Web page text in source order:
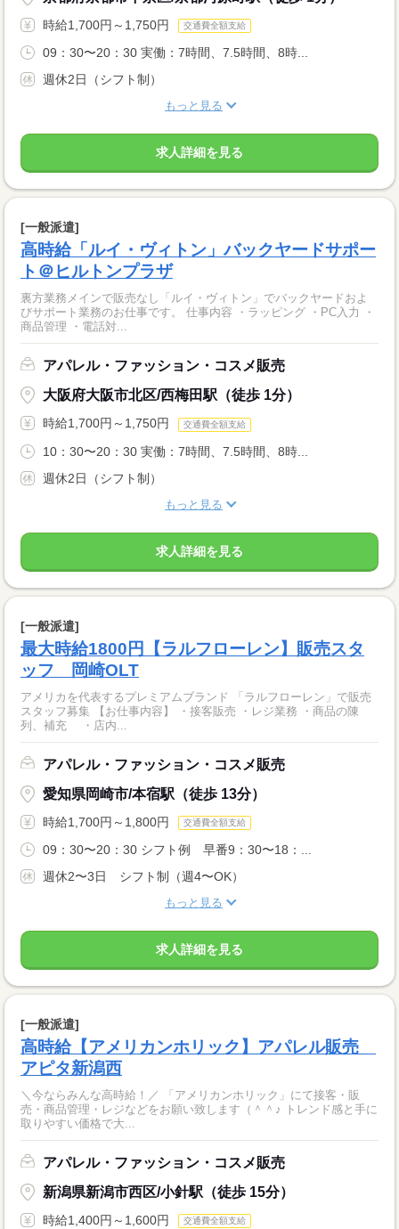
時給1,700円～1,750円 交通費全額支給
09：30〜20：30 実働：7時間、7.5時間、8時...
週休2日（シフト制）
もっと見る
求人詳細を見る
[一般派遣]
高時給「ルイ・ヴィトン」バックヤードサポー
ト＠ヒルトンプラザ
裏方業務メインで販売なし「ルイ・ヴィトン」でバックヤードおよ
びサポート業務のお仕事です。 仕事内容 ・ラッピング ・PC入力 ・
商品管理 ・電話対...
アパレル・ファッション・コスメ販売
大阪府大阪市北区/西梅田駅（徒歩 1分）
時給1,700円～1,750円 交通費全額支給
10：30〜20：30 実働：7時間、7.5時間、8時...
週休2日（シフト制）
もっと見る
求人詳細を見る
[一般派遣]
最大時給1800円【ラルフローレン】販売スタ
ッフ 岡崎OLT
アメリカを代表するプレミアムブランド 「ラルフローレン」で販売
スタッフ募集 【お仕事内容】 ・接客販売 ・レジ業務 ・商品の陳
列、補充 ・店内...
アパレル・ファッション・コスメ販売
愛知県岡崎市/本宿駅（徒歩 13分）
時給1,700円～1,800円 交通費全額支給
09：30〜20：30 シフト例 早番9：30〜18：...
週休2〜3日 シフト制（週4〜OK）
もっと見る
求人詳細を見る
[一般派遣]
高時給【アメリカンホリック】アパレル販売
アピタ新潟西
＼今ならみんな高時給！／ 「アメリカンホリック」にて接客・販
売・商品管理・レジなどをお願い致します（＾＾♪ トレンド感と手に
取りやすい価格で大...
アパレル・ファッション・コスメ販売
新潟県新潟市西区/小針駅（徒歩 15分）
時給1,400円～1,600円 交通費全額支給